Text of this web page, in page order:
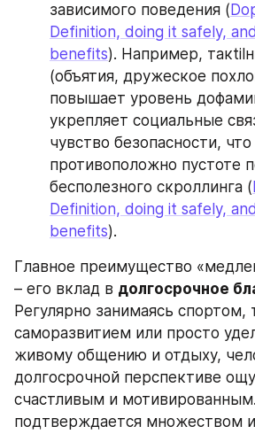
зависимого поведения (
Definition, doing it safely,
benefits). Например,
(объятия, дружеское
повышает уровень
укрепляет социальные
чувство безопасности, что
противоположно пустоте
бесполезного скроллинга (
Definition, doing it safely,
benefits).
Главное преимущество
– его вклад в долгосрочное
Регулярно занимаясь спортом,
саморазвитием или просто
живому общению и отдыху,
долгосрочной перспективе
счастливым и
подтверждается множеством